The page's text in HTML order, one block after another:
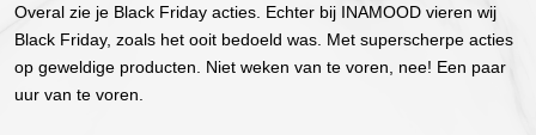
Overal zie je Black Friday acties. Echter bij INAMOOD vieren wij
Black Friday, zoals het ooit bedoeld was. Met superscherpe acties
op geweldige producten. Niet weken van te voren, nee! Een paar
uur van te voren.